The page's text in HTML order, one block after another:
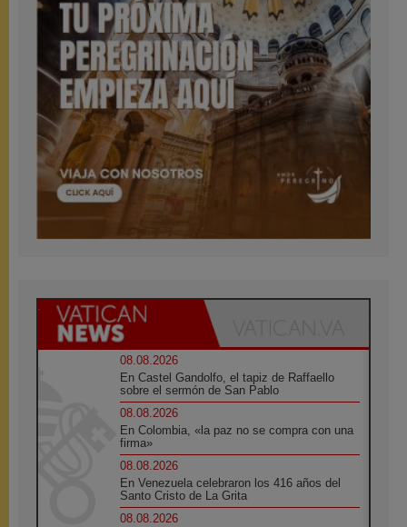
08.08.2026
En Castel Gandolfo, el tapiz de Raffaello
sobre el sermón de San Pablo
08.08.2026
En Colombia, «la paz no se compra con una
firma»
08.08.2026
En Venezuela celebraron los 416 años del
Santo Cristo de La Grita
08.08.2026